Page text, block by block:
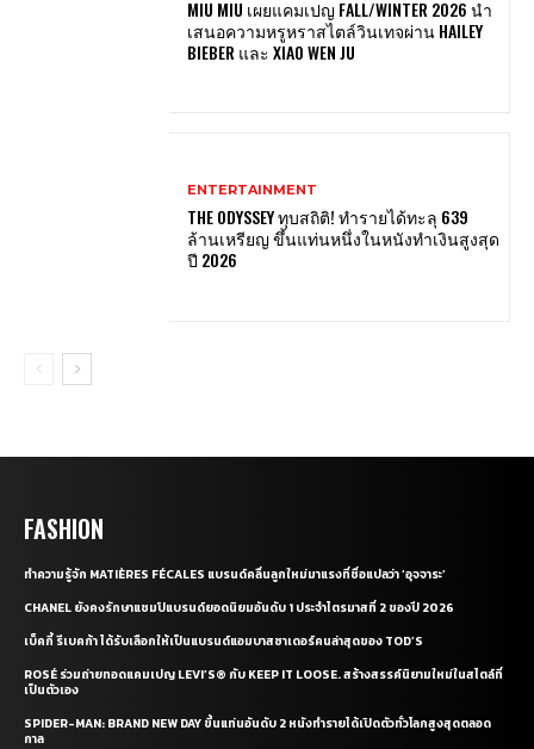
MIU MIU เผยแคมเปญ FALL/WINTER 2026 นำ
เสนอความหรูหราสไตล์วินเทจผ่าน HAILEY
BIEBER และ XIAO WEN JU
ENTERTAINMENT
THE ODYSSEY ทุบสถิติ! ทำรายได้ทะลุ 639
ล้านเหรียญ ขึ้นแท่นหนึ่งในหนังทำเงินสูงสุด
ปี 2026
FASHION
ทำความรู้จัก MATIÈRES FÉCALES แบรนด์คลื่นลูกใหม่มาแรงที่ชื่อแปลว่า ‘อุจจาระ’
CHANEL ยังคงรักษาแชมป์แบรนด์ยอดนิยมอันดับ 1 ประจำไตรมาสที่ 2 ของปี 2026
เบ็คกี้ รีเบคก้า ได้รับเลือกให้เป็นแบรนด์แอมบาสซาเดอร์คนล่าสุดของ TOD’S
ROSÉ ร่วมถ่ายทอดแคมเปญ LEVI’S® กับ KEEP IT LOOSE. สร้างสรรค์นิยามใหม่ในสไตล์ที่
เป็นตัวเอง
SPIDER-MAN: BRAND NEW DAY ขึ้นแท่นอันดับ 2 หนังทำรายได้เปิดตัวทั่วโลกสูงสุดตลอด
กาล